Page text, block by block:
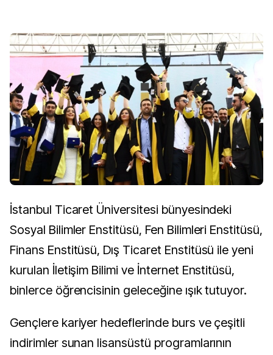
İstanbul Ticaret Üniversitesi bünyesindeki
Sosyal Bilimler Enstitüsü, Fen Bilimleri Enstitüsü,
Finans Enstitüsü, Dış Ticaret Enstitüsü ile yeni
kurulan İletişim Bilimi ve İnternet Enstitüsü,
binlerce öğrencisinin geleceğine ışık tutuyor.
Gençlere kariyer hedeflerinde burs ve çeşitli
indirimler sunan lisansüstü programlarının